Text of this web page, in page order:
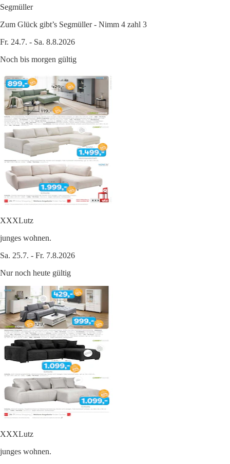
Segmüller
Zum Glück gibt’s Segmüller - Nimm 4 zahl 3
Fr. 24.7. - Sa. 8.8.2026
Noch bis morgen gültig
XXXLutz
junges wohnen.
Sa. 25.7. - Fr. 7.8.2026
Nur noch heute gültig
XXXLutz
junges wohnen.